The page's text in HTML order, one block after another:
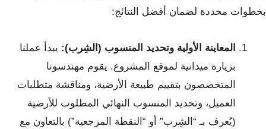
بخطوات محددة لضمان أفضل النتائج:
المعاينة الأولية وتحديد المنسوب (الشِرب): يبدأ عملنا
بزيارة ميدانية لموقع المشروع. يقوم مهندسونا
المتخصصون بتقييم طبيعة الأرضية، ومناقشة متطلبات
العميل، وتحديد المنسوب النهائي المطلوب للأرضية
(يُعرف بـ “الشِرب” أو “النقطة المرجعية”) بالتعاون مع